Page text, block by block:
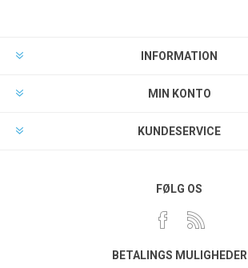
INFORMATION
MIN KONTO
KUNDESERVICE
FØLG OS
BETALINGS MULIGHEDER